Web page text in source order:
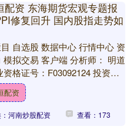
配资 东海期货宏观专题报
修复回升 国内股指走势如
自选股 数据中心 行情中心 资
模拟交易 客户端 分析师： 明道
资格证号：F03092124 投资咨
Z0018827 电话：02....
配资
河南炒股配资 查看：173